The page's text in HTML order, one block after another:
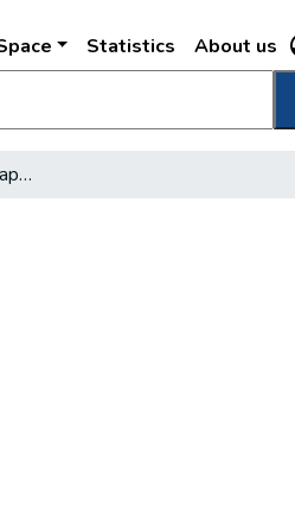
Statistics About us
Újabb AFIT-szerviz Budapesten